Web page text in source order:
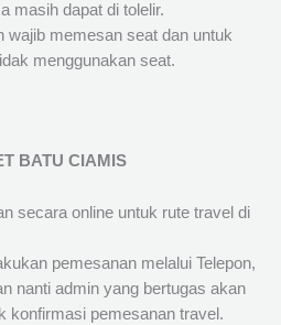
masih dapat di tolelir.
wajib memesan seat dan untuk
menggunakan seat.
BATU CIAMIS
secara online untuk rute travel di
pemesanan melalui Telepon,
nanti admin yang bertugas akan
konfirmasi pemesanan travel.